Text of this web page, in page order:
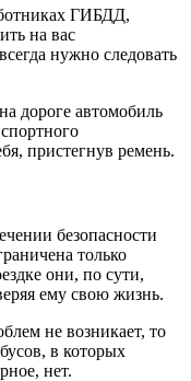
ГИБДД,
на вас
нужно следовать
дороге автомобиль
пристегнув ремень.
безопасности
только
они, по сути,
ему свою жизнь.
не возникает, то
в которых
нет.